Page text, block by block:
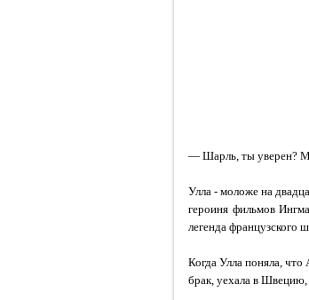
— Шарль, ты уверен?
Улла - моложе на
героиня фильмов
легенда французского
Когда Улла поняла, что
брак, уехала в Швецию,